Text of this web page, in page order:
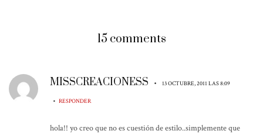
15 comments
MISSCREACIONESS • 13 OCTUBRE, 2011 LAS 8:09
• RESPONDER
hola!! yo creo que no es cuestión de estilo..simplemente que